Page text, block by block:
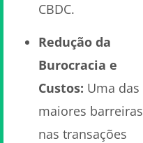
CBDC.
Redução da
Burocracia e
Custos: Uma das
maiores barreiras
nas transações